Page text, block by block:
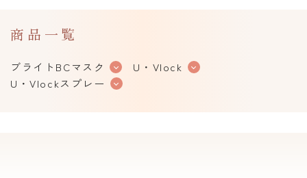
商品一覧
ブライトBCマスク
U・Vlock
U・Vlockスプレー